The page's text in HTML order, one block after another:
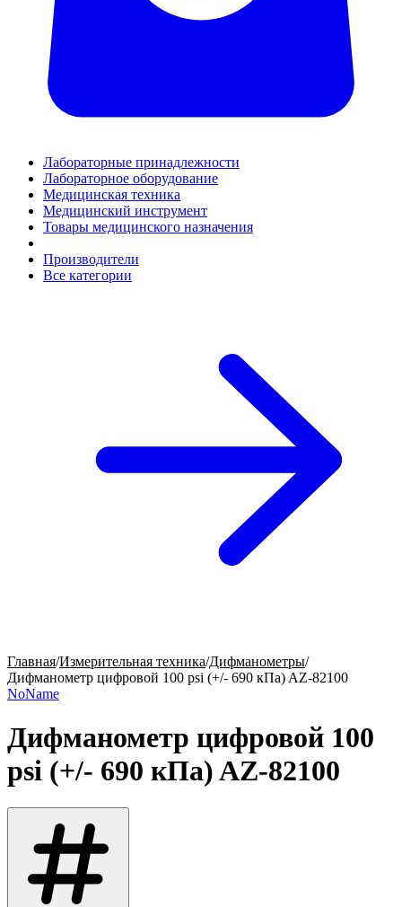
Лабораторные принадлежности
Лабораторное оборудование
Медицинская техника
Медицинский инструмент
Товары медицинского назначения
Производители
Все категории
Главная/Измерительная техника/Дифманометры/
Дифманометр цифровой 100 psi (+/- 690 кПа) AZ-82100
NoName
Дифманометр цифровой 100
psi (+/- 690 кПа) AZ-82100